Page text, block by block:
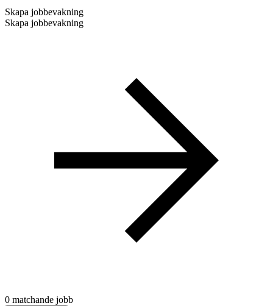
Skapa jobbevakning
Skapa jobbevakning
0 matchande jobb